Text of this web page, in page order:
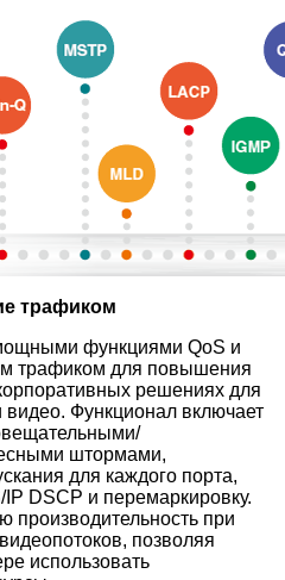
трафиком
функциями QoS и
трафиком для повышения
решениях для
Функционал включает
штормами,
для каждого порта,
DSCP и перемаркировку.
производительность при
позволяя
использовать